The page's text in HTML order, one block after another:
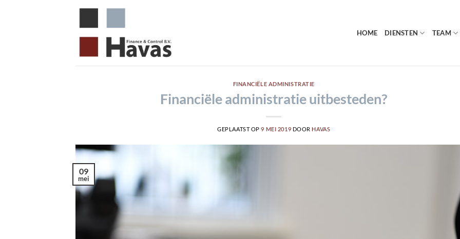
HOME DIENSTEN TEAM
FINANCIËLE ADMINISTRATIE
Financiële administratie uitbesteden?
GEPLAATST OP9 MEI 2019 DOOR HAVAS
09
mei